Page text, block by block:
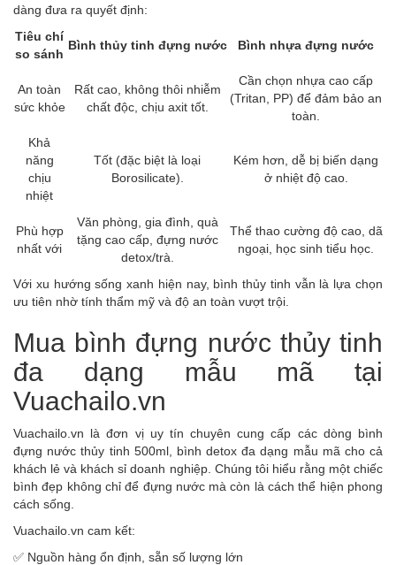
dàng đưa ra quyết định:
Tiêu chí
so sánh
Bình thủy tinh đựng nước Bình nhựa đựng nước
An toàn
sức khỏe
Rất cao, không thôi nhiễm
chất độc, chịu axit tốt.
Cần chọn nhựa cao cấp
(Tritan, PP) để đảm bảo an
toàn.
Khả
năng
chịu
nhiệt
Tốt (đặc biệt là loại
Borosilicate).
Kém hơn, dễ bị biến dạng
ở nhiệt độ cao.
Phù hợp
nhất với
Văn phòng, gia đình, quà
tặng cao cấp, đựng nước
detox/trà.
Thể thao cường độ cao, dã
ngoại, học sinh tiểu học.
Với xu hướng sống xanh hiện nay, bình thủy tinh vẫn là lựa chọn
ưu tiên nhờ tính thẩm mỹ và độ an toàn vượt trội.
Mua bình đựng nước thủy tinh
đa dạng mẫu mã tại
Vuachailo.vn
Vuachailo.vn là đơn vị uy tín chuyên cung cấp các dòng bình
đựng nước thủy tinh 500ml, bình detox đa dạng mẫu mã cho cả
khách lẻ và khách sỉ doanh nghiệp. Chúng tôi hiểu rằng một chiếc
bình đẹp không chỉ để đựng nước mà còn là cách thể hiện phong
cách sống.
Vuachailo.vn cam kết:
✅ Nguồn hàng ổn định, sẵn số lượng lớn